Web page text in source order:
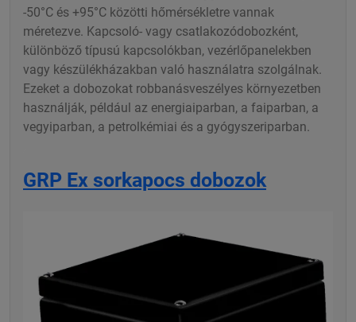
-50°C és +95°C közötti hőmérsékletre vannak
méretezve. Kapcsoló- vagy csatlakozódobozként,
különböző típusú kapcsolókban, vezérlőpanelekben
vagy készülékházakban való használatra szolgálnak.
Ezeket a dobozokat robbanásveszélyes környezetben
használják, például az energiaiparban, a faiparban, a
vegyiparban, a petrolkémiai és a gyógyszeriparban.
GRP Ex sorkapocs dobozok